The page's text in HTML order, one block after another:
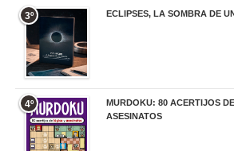
3º ECLIPSES, LA SOMBRA DE
4º
MURDOKU: 80 ACERTIJOS
ASESINATOS